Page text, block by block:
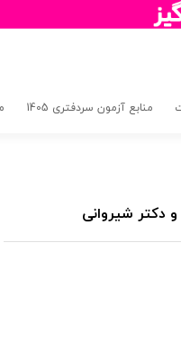
منابع آزمون سردفتری 1405